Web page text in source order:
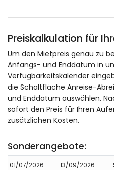
Wij zijn te verwend dus het
(Übersetzt von Google)
- 9,4
Familien mit älteren Kindern -
(Originaltext)
Fantastic house. Dogs were
again.
(Übersetzt von Google)
Fantastisches Haus. Hunde
würde wieder hingehen.
Preiskalkulation für
Um den Mietpreis genau zu
Anfangs- und Enddatum in
Verfügbarkeitskalender
die Schaltfläche Anreise-
und Enddatum auswählen.
sofort den Preis für Ihren
zusätzlichen Kosten.
Sonderangebote:
01/07/2026 13/09/2026